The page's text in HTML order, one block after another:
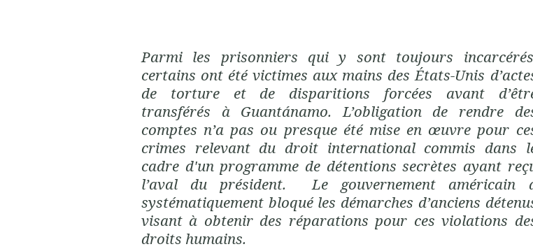
Parmi les prisonniers qui y sont toujours
certains ont été victimes aux mains des États-Unis
de torture et de disparitions forcées avant
transférés à Guantánamo. L’obligation de rendre
comptes n’a pas ou presque été mise en œuvre pour
crimes relevant du droit international commis dans
cadre d'un programme de détentions secrètes ayant
l’aval du président. Le gouvernement américain
systématiquement bloqué les démarches d’anciens
visant à obtenir des réparations pour ces violations
droits humains.